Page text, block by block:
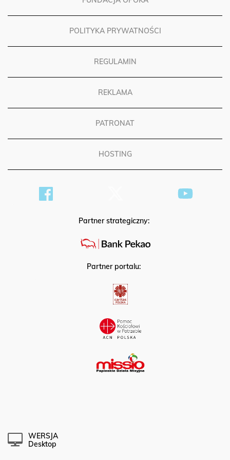
POLITYKA PRYWATNOŚCI
REGULAMIN
REKLAMA
PATRONAT
HOSTING
Partner strategiczny:
Partner portalu:
WERSJA
Desktop